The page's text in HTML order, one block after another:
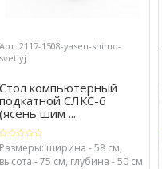
Арт.:2117-1508-yasen-shimo-
svetlyj
Стол компьютерный
подкатной СЛКС-6
(ясень шим ...
Размеры: ширина - 58 см,
высота - 75 см, глубина - 50 см.